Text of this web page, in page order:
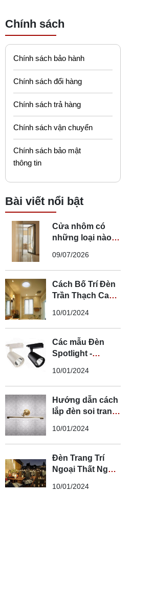
Chính sách
Chính sách bảo hành
Chính sách đổi hàng
Chính sách trả hàng
Chính sách vận chuyển
Chính sách bảo mật
thông tin
Bài viết nổi bật
Cửa nhôm có
những loại nào?
nhôm phù hợp
09/07/2026
Cách Bố Trí Đèn
Trần Thạch Cao
Lắp Đèn Trần
Thạch Cao
10/01/2024
Các mẫu Đèn
Spotlight -
- Spotlight rọi ray
10/01/2024
Hướng dẫn cách
lắp đèn soi tranh
an toàn
10/01/2024
Đèn Trang Trí
Ngoại Thất Ngoài
Thất Trang Trí
10/01/2024